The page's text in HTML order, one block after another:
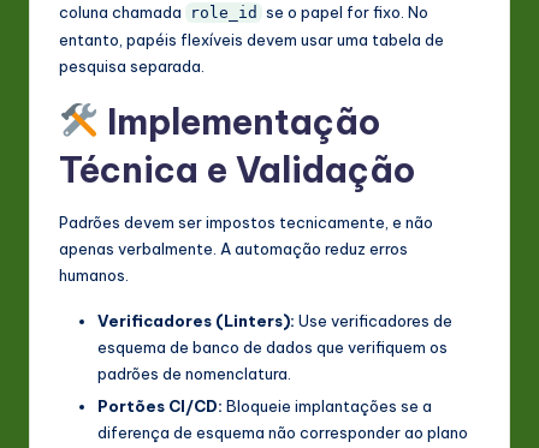
coluna chamada role_id se o papel for fixo. No
entanto, papéis flexíveis devem usar uma tabela de
pesquisa separada.
Implementação
Técnica e Validação
Padrões devem ser impostos tecnicamente, e não
apenas verbalmente. A automação reduz erros
humanos.
Verificadores (Linters): Use verificadores de
esquema de banco de dados que verifiquem os
padrões de nomenclatura.
Portões CI/CD: Bloqueie implantações se a
diferença de esquema não corresponder ao plano